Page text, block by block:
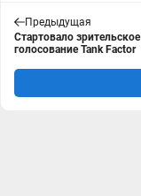
Предыдущая
Стартовало зрительское
голосование Tank Factor